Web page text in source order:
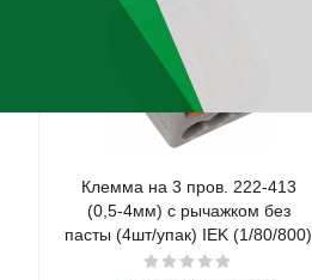
Клемма на 3 пров. 222-413
(0,5-4мм) с рычажком без
пасты (4шт/упак) IEK (1/80/800)